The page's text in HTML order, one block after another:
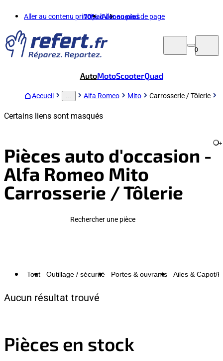
Aller au contenu principalAller au pied de page
70%d'économies
0
AutoMotoScooterQuad
Accueil Alfa Romeo Mito Carrosserie / Tôlerie
Certains liens sont masqués
Pièces auto d'occasion -
Alfa Romeo Mito
Carrosserie / Tôlerie
+
Rechercher une pièce
Tout Outillage / sécurité Portes & ouvrants Ailes & Capot/
Aucun résultat trouvé
Pièces en stock